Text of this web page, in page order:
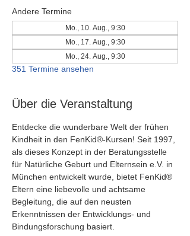
Andere Termine
Mo., 10. Aug., 9:30
Mo., 17. Aug., 9:30
Mo., 24. Aug., 9:30
351 Termine ansehen
Über die Veranstaltung
Entdecke die wunderbare Welt der frühen
Kindheit in den FenKid®-Kursen! Seit 1997,
als dieses Konzept in der Beratungsstelle
für Natürliche Geburt und Elternsein e.V. in
München entwickelt wurde, bietet FenKid®
Eltern eine liebevolle und achtsame
Begleitung, die auf den neusten
Erkenntnissen der Entwicklungs- und
Bindungsforschung basiert.